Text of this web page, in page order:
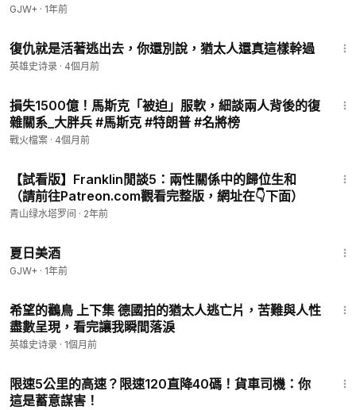
GJW+ · 1年前
復仇就是活著逃出去，你還別說，猶太人還真這樣幹過
英雄史诗录 · 4個月前
損失1500億！馬斯克「被迫」服軟，細談兩人背後的復
雜關系_大胖兵 #馬斯克 #特朗普 #名將榜
戰火檔案 · 4個月前
【試看版】Franklin閒談5：兩性關係中的歸位生和
（請前往Patreon.com觀看完整版，網址在👇下面）
青山绿水塔罗间 · 2年前
夏日美酒
GJW+ · 1年前
希望的鸛鳥 上下集 德國拍的猶太人逃亡片，苦難與人性
盡數呈現，看完讓我瞬間落淚
英雄史诗录 · 1個月前
限速5公里的高速？限速120直降40碼！貨車司機：你
這是蓄意謀害！